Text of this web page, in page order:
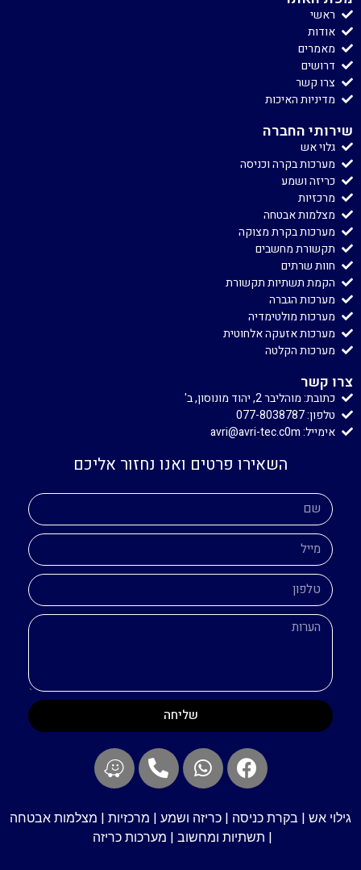
ראשי
אודות
מאמרים
דרושים
צרו קשר
מדיניות האיכות
שירותי החברה
גלוי אש
מערכות בקרה וכניסה
כריזה ושמע
מרכזיות
מצלמות אבטחה
מערכות בקרת מצוקה
תקשורת מחשבים
חוות שרתים
הקמת תשתיות תקשורת
מערכות הגברה
מערכות מולטימדיה
מערכות אזעקה אלחוטית
מערכות הקלטה
צרו קשר
כתובת: מוהליבר 2, יהוד מונוסון, ב'
טלפון: 077-8038787
אימייל: avri@avri-tec.c0m
השאירו פרטים ואנו נחזור אליכם
שליחה
גילוי אש | בקרת כניסה | כריזה ושמע | מרכזיות | מצלמות אבטחה
| תשתיות ומחשוב | מערכות כריזה